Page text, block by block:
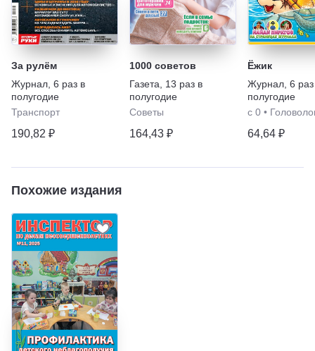
За рулём
Журнал 6 раз в
полугодие
Транспорт
190,82 ₽
1000 советов
Газета
13 раз в
полугодие
Советы
164,43 ₽
Ёжик
Журнал 6
полугодие
с 0 •
64,64 ₽
Похожие издания